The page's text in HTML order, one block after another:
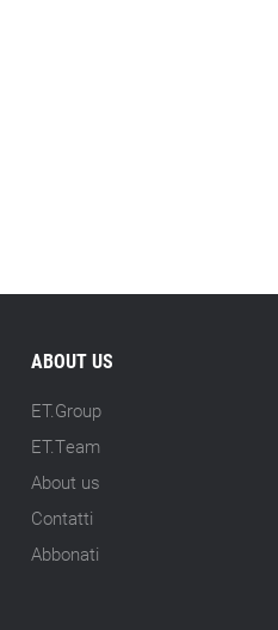
ABOUT US
ET.Group
ET.Team
About us
Contatti
Abbonati